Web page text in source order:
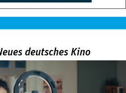
deutsches Kino